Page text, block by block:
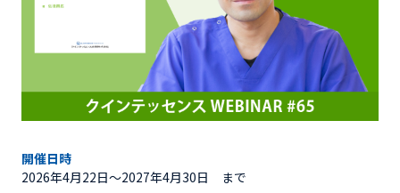
開催日時
2026年4月22日〜2027年4月30日 まで